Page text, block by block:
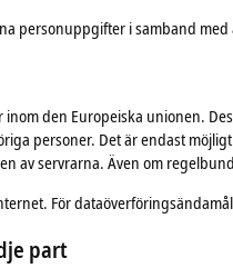
personuppgifter i samband
den Europeiska unionen.
personer. Det är endast
av servrarna. Även om
För
part